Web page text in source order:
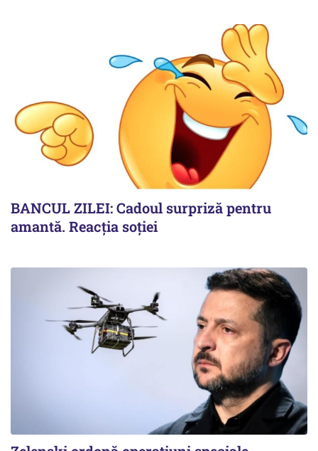
BANCUL ZILEI: Cadoul surpriză pentru
amantă. Reacția soției